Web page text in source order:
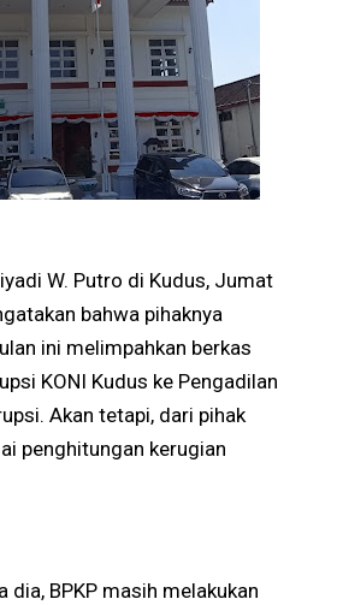
W. Putro di Kudus, Jumat
bahwa pihaknya
ini melimpahkan berkas
KONI Kudus ke Pengadilan
Akan tetapi, dari pihak
penghitungan kerugian
dia, BPKP masih melakukan